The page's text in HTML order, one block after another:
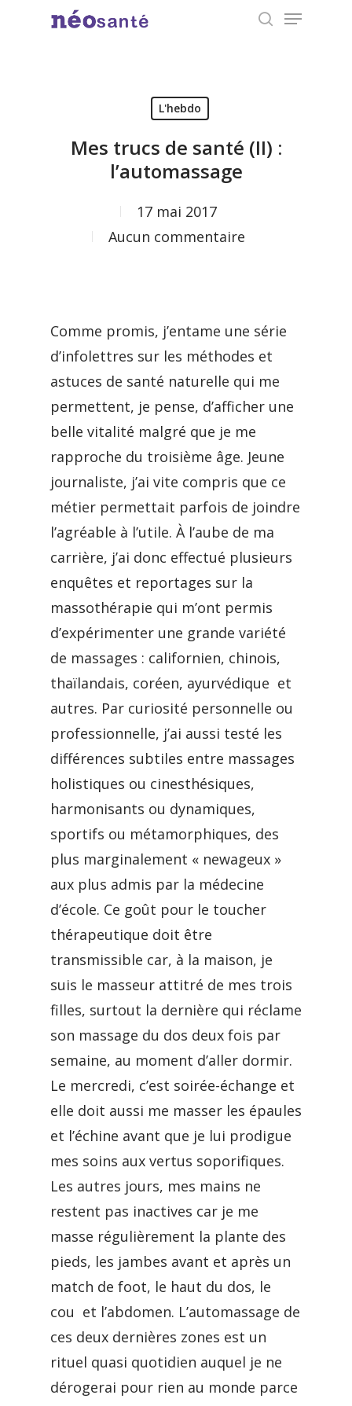
Menu
L'hebdo
Mes trucs de santé (II) :
l’automassage
17 mai 2017
Aucun commentaire
Comme promis, j’entame une série
d’infolettres sur les méthodes et
astuces de santé naturelle qui me
permettent, je pense, d’afficher une
belle vitalité malgré que je me
rapproche du troisième âge. Jeune
journaliste, j’ai vite compris que ce
métier permettait parfois de joindre
l’agréable à l’utile. À l’aube de ma
carrière, j’ai donc effectué plusieurs
enquêtes et reportages sur la
massothérapie qui m’ont permis
d’expérimenter une grande variété
de massages : californien, chinois,
thaïlandais, coréen, ayurvédique et
autres. Par curiosité personnelle ou
professionnelle, j’ai aussi testé les
différences subtiles entre massages
holistiques ou cinesthésiques,
harmonisants ou dynamiques,
sportifs ou métamorphiques, des
plus marginalement « newageux »
aux plus admis par la médecine
d’école. Ce goût pour le toucher
thérapeutique doit être
transmissible car, à la maison, je
suis le masseur attitré de mes trois
filles, surtout la dernière qui réclame
son massage du dos deux fois par
semaine, au moment d’aller dormir.
Le mercredi, c’est soirée-échange et
elle doit aussi me masser les épaules
et l’échine avant que je lui prodigue
mes soins aux vertus soporifiques.
Les autres jours, mes mains ne
restent pas inactives car je me
masse régulièrement la plante des
pieds, les jambes avant et après un
match de foot, le haut du dos, le
cou et l’abdomen. L’automassage de
ces deux dernières zones est un
rituel quasi quotidien auquel je ne
dérogerai pour rien au monde parce